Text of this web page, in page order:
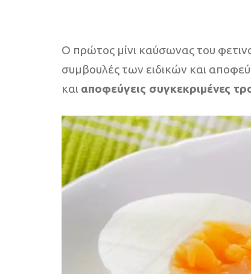
Ο πρώτος μίνι καύσωνας του
συμβουλές των ειδικών και
και αποφεύγεις συγκεκριμένες